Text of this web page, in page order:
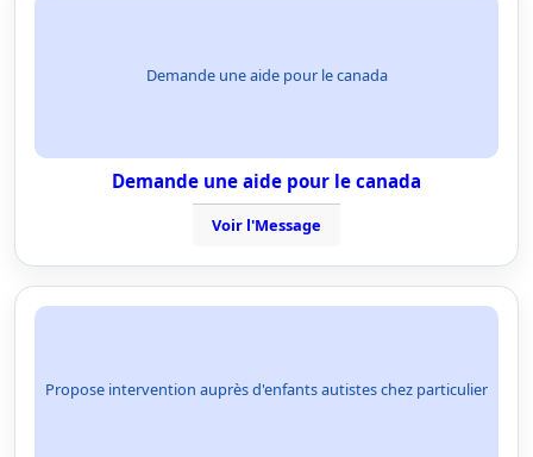
Demande une aide pour le canada
Demande une aide pour le canada
Voir l'Message
Propose intervention auprès d'enfants autistes chez particulier